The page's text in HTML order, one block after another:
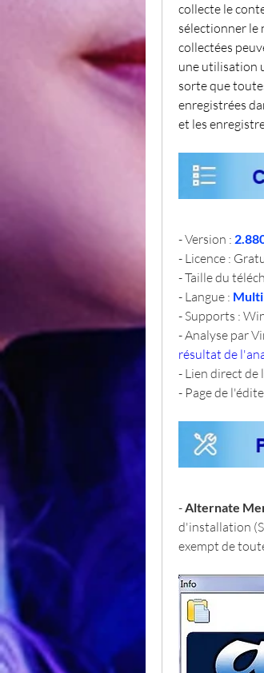
collecte le
sélectionner le
collectées
une utilisation
sorte que
enregistrées
et les
- Version :
- Licence :
- Taille du
- Langue :
- Supports :
- Analyse par
résultat de
- Lien direct de
- Page de
- Alternate
d'installation
exempt de